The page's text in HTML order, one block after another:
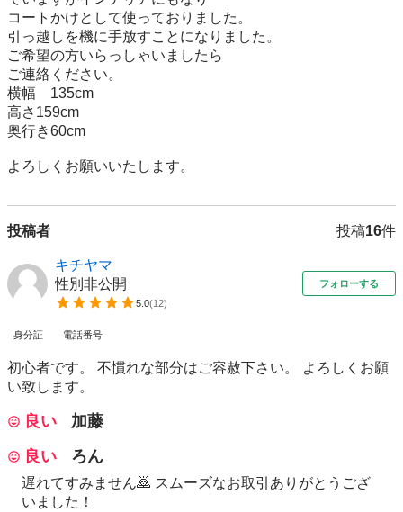
コートかけとして使っておりました。
引っ越しを機に手放すことになりました。
ご希望の方いらっしゃいましたら
ご連絡ください。
横幅　135cm
高さ159cm
奥行き60cm
よろしくお願いいたします。
投稿者 投稿16件
キチヤマ
性別非公開
5.0(12)
フォローする
身分証 電話番号
初心者です。 不慣れな部分はご容赦下さい。 よろしくお願
い致します。
良い
加藤
良い
ろん
遅れてすみません🙇 スムーズなお取引ありがとうござ
いました！